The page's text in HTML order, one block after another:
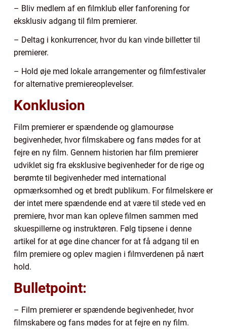
– Bliv medlem af en filmklub eller fanforening for
eksklusiv adgang til film premierer.
– Deltag i konkurrencer, hvor du kan vinde billetter til
premierer.
– Hold øje med lokale arrangementer og filmfestivaler
for alternative premiereoplevelser.
Konklusion
Film premierer er spændende og glamourøse
begivenheder, hvor filmskabere og fans mødes for at
fejre en ny film. Gennem historien har film premierer
udviklet sig fra eksklusive begivenheder for de rige og
berømte til begivenheder med international
opmærksomhed og et bredt publikum. For filmelskere er
der intet mere spændende end at være til stede ved en
premiere, hvor man kan opleve filmen sammen med
skuespillerne og instruktøren. Følg tipsene i denne
artikel for at øge dine chancer for at få adgang til en
film premiere og oplev magien i filmverdenen på nært
hold.
Bulletpoint:
– Film premierer er spændende begivenheder, hvor
filmskabere og fans mødes for at fejre en ny film.